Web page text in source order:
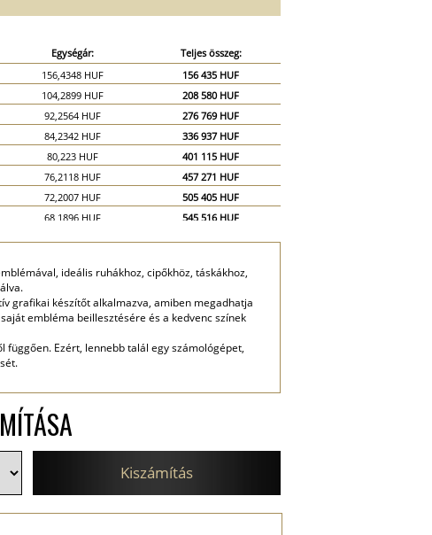
Egységár:
Teljes összeg:
156,4348 HUF
156 435 HUF
104,2899 HUF
208 580 HUF
92,2564 HUF
276 769 HUF
84,2342 HUF
336 937 HUF
80,223 HUF
401 115 HUF
76,2118 HUF
457 271 HUF
72,2007 HUF
505 405 HUF
68,1896 HUF
545 516 HUF
52,145 HUF
782 174 HUF
48,1338 HUF 962 676 HUF
ideális ruhákhoz, cipőkhöz, táskákhoz,
grafikai készítőt alkalmazva, amiben megadhatja
embléma beillesztésére és a kedvenc színek
Ezért, lennebb talál egy számológépet,
Kiszámítás